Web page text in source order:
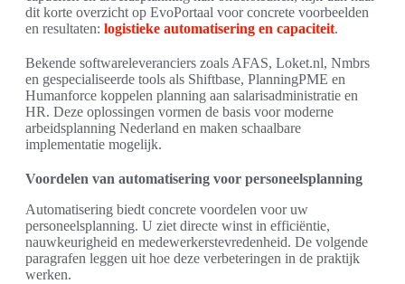
dit korte overzicht op EvoPortaal voor concrete voorbeelden
en resultaten: logistieke automatisering en capaciteit.
Bekende softwareleveranciers zoals AFAS, Loket.nl, Nmbrs
en gespecialiseerde tools als Shiftbase, PlanningPME en
Humanforce koppelen planning aan salarisadministratie en
HR. Deze oplossingen vormen de basis voor moderne
arbeidsplanning Nederland en maken schaalbare
implementatie mogelijk.
Voordelen van automatisering voor personeelsplanning
Automatisering biedt concrete voordelen voor uw
personeelsplanning. U ziet directe winst in efficiëntie,
nauwkeurigheid en medewerkerstevredenheid. De volgende
paragrafen leggen uit hoe deze verbeteringen in de praktijk
werken.